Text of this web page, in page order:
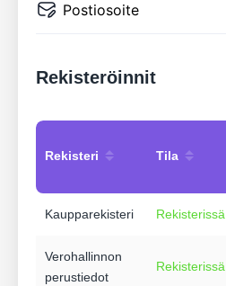
Postiosoite
Rekisteröinnit
Rekisteri Tila
Kaupparekisteri Rekisterissä
Verohallinnon
perustiedot
Rekisterissä